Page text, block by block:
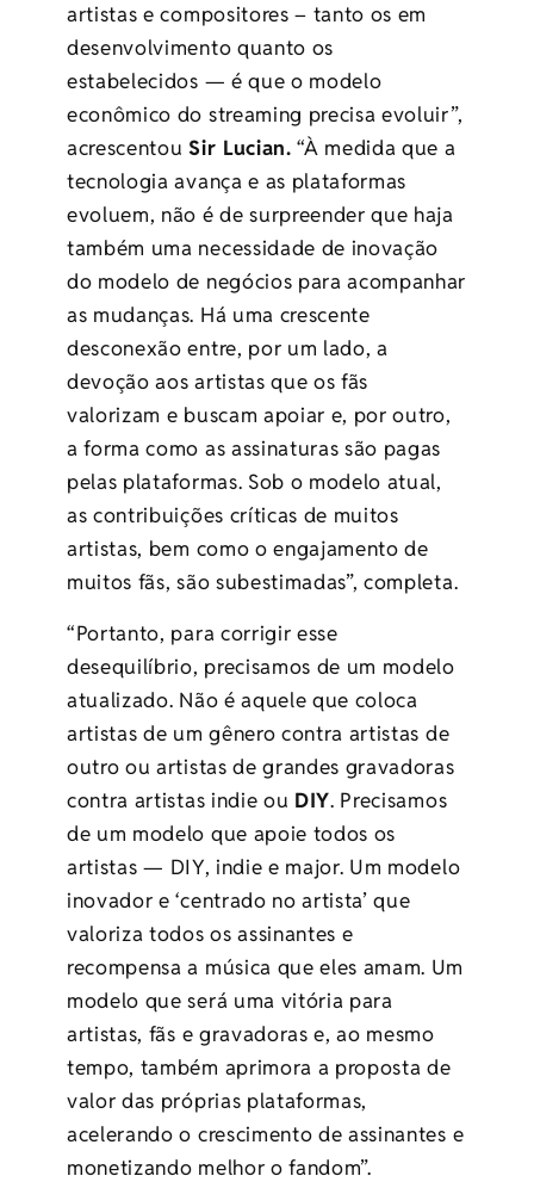
artistas e compositores – tanto os em
desenvolvimento quanto os
estabelecidos — é que o modelo
econômico do streaming precisa evoluir”,
acrescentouSir Lucian. “À medida que a
tecnologia avança e as plataformas
evoluem, não é de surpreender que haja
também uma necessidade de inovação
do modelo de negócios para acompanhar
as mudanças. Há uma crescente
desconexão entre, por um lado, a
devoção aos artistas que os fãs
valorizam e buscam apoiar e, por outro,
a forma como as assinaturas são pagas
pelas plataformas. Sob o modelo atual,
as contribuições críticas de muitos
artistas, bem como o engajamento de
muitos fãs, são subestimadas”, completa.
“Portanto, para corrigir esse
desequilíbrio, precisamos de um modelo
atualizado. Não é aquele que coloca
artistas de um gênero contra artistas de
outro ou artistas de grandes gravadoras
contra artistas indie ou DIY. Precisamos
de um modelo que apoie todos os
artistas— DIY, indie e major. Um modelo
inovador e ‘centrado no artista’ que
valoriza todos os assinantes e
recompensa a música que eles amam. Um
modelo que será uma vitória para
artistas, fãs e gravadoras e, ao mesmo
tempo, também aprimora a proposta de
valor das próprias plataformas,
acelerando o crescimento de assinantes e
monetizando melhor o fandom”.